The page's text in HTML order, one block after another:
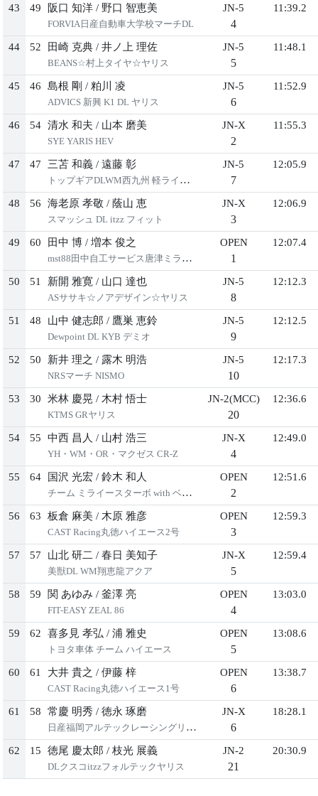
43 49 阪⼝ 知洋 / 野⼝ 智恵美
FORVIA⽇産⾃動⾞⼤学校マーチDL
JN-5
4
11:39.2
44 52 ⽥崎 克典 / 井ノ上 理佐
BEANS☆村上タイヤ☆ヤリス
JN-5
5
11:48.1
45 46 島根 剛 / 粕川 凌
ADVICS 新興 K1 DL ヤリス
JN-5
6
11:52.9
46 54 清⽔ 和夫 / ⼭本 磨美
SYE YARIS HEV
JN-X
2
11:55.3
47 47 三苫 和義 / 遠藤 彰
トップギアDLWM⻄九州 軽ライフGK5
JN-5
7
12:05.9
48 56 海⽼原 孝敬 / 蔭⼭ 恵
スマッシュ DL itzz フィット
JN-X
3
12:06.9
49 60 ⽥中 博 / 増本 俊之
mst88⽥中⾃⼯サービス唐津ミラージュ
OPEN
1
12:07.4
50 51 新開 雅寛 / ⼭⼝ 達也
ASササキ☆ノアデザイン☆ヤリス
JN-5
8
12:12.3
51 48 ⼭中 健志郎 / 鷹巣 恵鈴
Dewpoint DL KYB デミオ
JN-5
9
12:12.5
52 50 新井 理之 / 露⽊ 明浩
NRSマーチ NISMO
JN-5
10
12:17.3
53 30 ⽶林 慶晃 / ⽊村 悟⼠
KTMS GRヤリス
JN-2(MCC)
20
12:36.6
54 55 中⻄ 昌⼈ / ⼭村 浩三
YH・WM・OR・マクゼス CR-Z
JN-X
4
12:49.0
55 64 国沢 光宏 / 鈴⽊ 和⼈
チーム ミライースターボ with ベストカー
OPEN
2
12:51.6
56 63 板倉 ⿇美 / ⽊原 雅彦
CAST Racing丸徳ハイエース2号
OPEN
3
12:59.3
57 57 ⼭北 研⼆ / 春⽇ 美知⼦
美獣DL WM翔恵⿓アクア
JN-X
5
12:59.4
58 59 関 あゆみ / 釜澤 亮
FIT-EASY ZEAL 86
OPEN
4
13:03.0
59 62 喜多⾒ 孝弘 / 浦 雅史
トヨタ⾞体 チーム ハイエース
OPEN
5
13:08.6
60 61 ⼤井 貴之 / 伊藤 梓
CAST Racing丸徳ハイエース1号
OPEN
6
13:38.7
61 58 常慶 明秀 / 徳永 琢磨
⽇産福岡アルテックレーシングリーフ
JN-X
6
18:28.1
62 15 徳尾 慶太郎 / 枝光 展義
DLクスコitzzフォルテックヤリス
JN-2
21
20:30.9